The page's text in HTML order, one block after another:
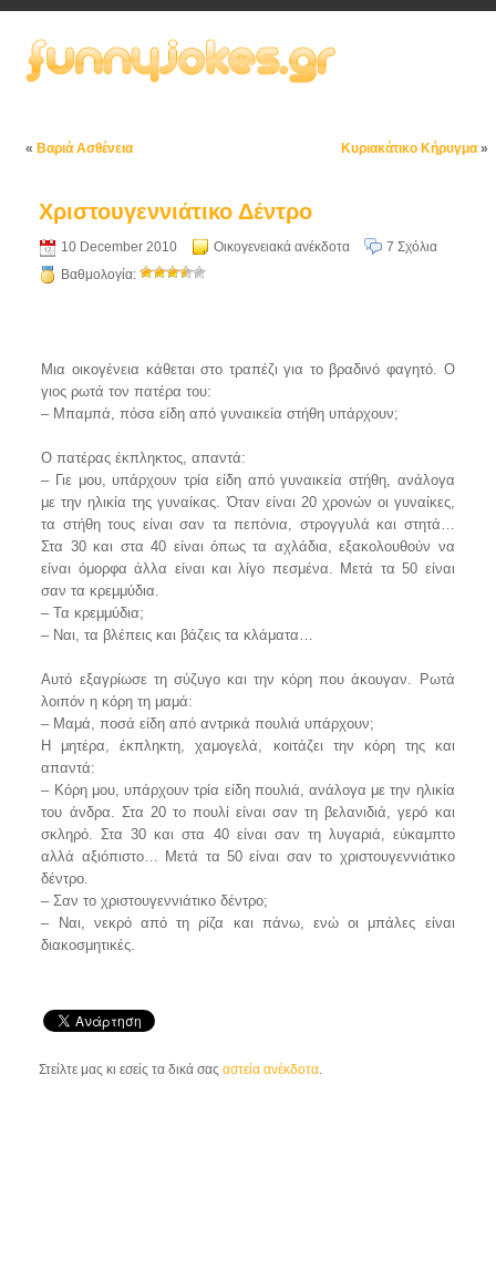
« Βαριά Ασθένεια Κυριακάτικο Κήρυγμα »
Χριστουγεννιάτικο Δέντρο
10 December 2010 Οικογενειακά ανέκδοτα
7 Σχόλια
Βαθμολογία:
Μια οικογένεια κάθεται στο τραπέζι για το βραδινό φαγητό. Ο
γιος ρωτά τον πατέρα του:
– Μπαμπά, πόσα είδη από γυναικεία στήθη υπάρχουν;
Ο πατέρας έκπληκτος, απαντά:
– Γιε μου, υπάρχουν τρία είδη από γυναικεία στήθη, ανάλογα
με την ηλικία της γυναίκας. Όταν είναι 20 χρονών οι γυναίκες,
τα στήθη τους είναι σαν τα πεπόνια, στρογγυλά και στητά…
Στα 30 και στα 40 είναι όπως τα αχλάδια, εξακολουθούν να
είναι όμορφα άλλα είναι και λίγο πεσμένα. Μετά τα 50 είναι
σαν τα κρεμμύδια.
– Τα κρεμμύδια;
– Ναι, τα βλέπεις και βάζεις τα κλάματα…
Αυτό εξαγρίωσε τη σύζυγο και την κόρη που άκουγαν. Ρωτά
λοιπόν η κόρη τη μαμά:
– Μαμά, ποσά είδη από αντρικά πουλιά υπάρχουν;
Η μητέρα, έκπληκτη, χαμογελά, κοιτάζει την κόρη της και
απαντά:
– Κόρη μου, υπάρχουν τρία είδη πουλιά, ανάλογα με την ηλικία
του άνδρα. Στα 20 το πουλί είναι σαν τη βελανιδιά, γερό και
σκληρό. Στα 30 και στα 40 είναι σαν τη λυγαριά, εύκαμπτο
αλλά αξιόπιστο… Μετά τα 50 είναι σαν το χριστουγεννιάτικο
δέντρο.
– Σαν το χριστουγεννιάτικο δέντρο;
– Ναι, νεκρό από τη ρίζα και πάνω, ενώ οι μπάλες είναι
διακοσμητικές.
Στείλτε μας κι εσείς τα δικά σαςαστεία ανέκδοτα.